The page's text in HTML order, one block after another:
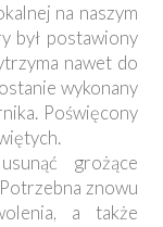
na naszym
był postawiony
nawet do
wykonany
Poświęcony
grożące
znowu
a także